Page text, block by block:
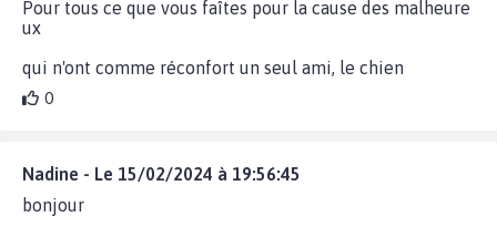
Pour tous ce que vous faîtes pour la cause des malheure
ux
qui n'ont comme réconfort un seul ami, le chien
0
Nadine - Le 15/02/2024 à 19:56:45
bonjour